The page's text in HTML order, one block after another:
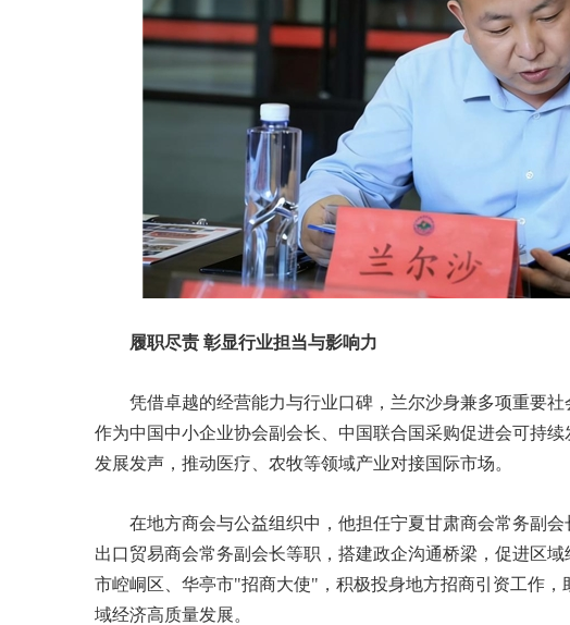
履职尽责 彰显行业担当与影响力
凭借卓越的经营能力与行业口碑，兰尔沙身兼多项重要
作为中国中小企业协会副会长、中国联合国采购促进会可持
发展发声，推动医疗、农牧等领域产业对接国际市场。
在地方商会与公益组织中，他担任宁夏甘肃商会常务副
出口贸易商会常务副会长等职，搭建政企沟通桥梁，促进区
市崆峒区、华亭市"招商大使"，积极投身地方招商引资工作
域经济高质量发展。